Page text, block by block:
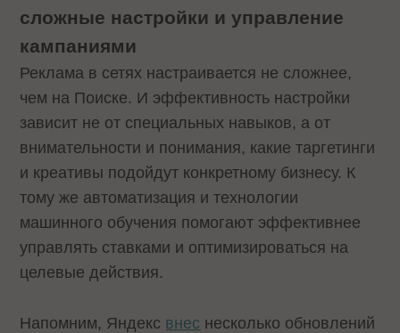
сложные настройки и управление
кампаниями
Реклама в сетях настраивается не сложнее,
чем на Поиске. И эффективность настройки
зависит не от специальных навыков, а от
внимательности и понимания, какие таргетинги
и креативы подойдут конкретному бизнесу. К
тому же автоматизация и технологии
машинного обучения помогают эффективнее
управлять ставками и оптимизироваться на
целевые действия.
Напомним, Яндекс внес несколько обновлений